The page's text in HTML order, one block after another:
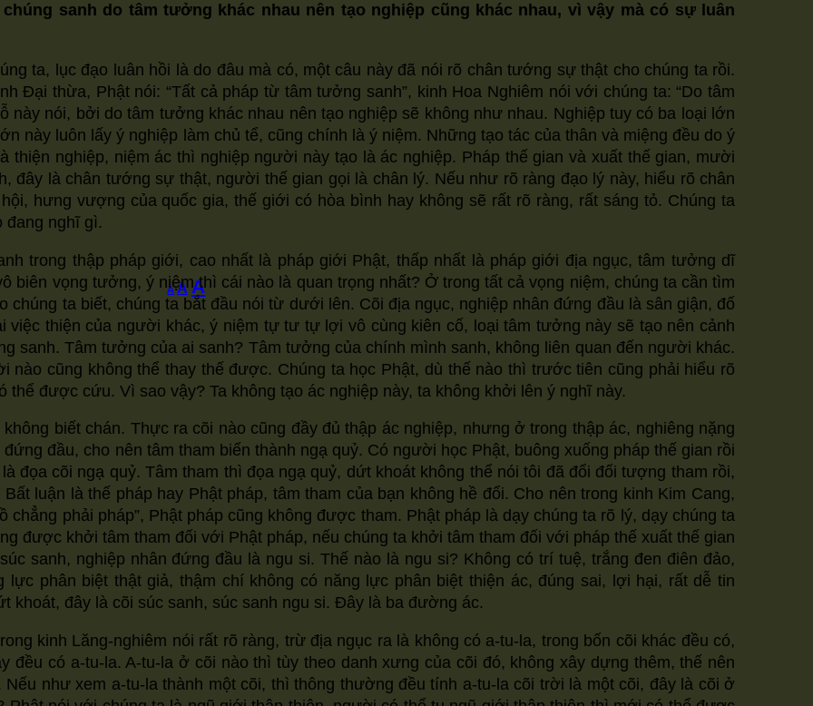
ADecrease
font
AReset
font
size.
AIncrease
font
size.
sanh do tâm tưởng khác nhau nên tạo nghiệp cũng khác nhau, vì vậy mà có sự luân
ta, lục đạo luân hồi là do đâu mà có, một câu này đã nói rõ chân tướng sự thật cho chúng ta rồi.
Đại thừa, Phật nói: “Tất cả pháp từ tâm tưởng sanh”, kinh Hoa Nghiêm nói với chúng ta: “Do tâm
này nói, bởi do tâm tưởng khác nhau nên tạo nghiệp sẽ không như nhau. Nghiệp tuy có ba loại lớn
này luôn lấy ý nghiệp làm chủ tể, cũng chính là ý niệm. Những tạo tác của thân và miệng đều do ý
thiện nghiệp, niệm ác thì nghiệp người này tạo là ác nghiệp. Pháp thế gian và xuất thế gian, mười
đây là chân tướng sự thật, người thế gian gọi là chân lý. Nếu như rõ ràng đạo lý này, hiểu rõ chân
hưng vượng của quốc gia, thế giới có hòa bình hay không sẽ rất rõ ràng, rất sáng tỏ. Chúng ta
đang nghĩ gì.
trong thập pháp giới, cao nhất là pháp giới Phật, thấp nhất là pháp giới địa ngục, tâm tưởng dĩ
biên vọng tưởng, ý niệm thì cái nào là quan trọng nhất? Ở trong tất cả vọng niệm, chúng ta cần tìm
chúng ta biết, chúng ta bắt đầu nói từ dưới lên. Cõi địa ngục, nghiệp nhân đứng đầu là sân giận, đố
việc thiện của người khác, ý niệm tự tư tự lợi vô cùng kiên cố, loại tâm tưởng này sẽ tạo nên cảnh
sanh. Tâm tưởng của ai sanh? Tâm tưởng của chính mình sanh, không liên quan đến người khác.
nào cũng không thể thay thế được. Chúng ta học Phật, dù thế nào thì trước tiên cũng phải hiểu rõ
được cứu. Vì sao vậy? Ta không tạo ác nghiệp này, ta không khởi lên ý nghĩ này.
biết chán. Thực ra cõi nào cũng đầy đủ thập ác nghiệp, nhưng ở trong thập ác, nghiêng nặng
đầu, cho nên tâm tham biến thành ngạ quỷ. Có người học Phật, buông xuống pháp thế gian rồi
đọa cõi ngạ quỷ. Tâm tham thì đọa ngạ quỷ, dứt khoát không thể nói tôi đã đổi đối tượng tham rồi,
luận là thế pháp hay Phật pháp, tâm tham của bạn không hề đổi. Cho nên trong kinh Kim Cang,
chẳng phải pháp”, Phật pháp cũng không được tham. Phật pháp là dạy chúng ta rõ lý, dạy chúng ta
được khởi tâm tham đối với Phật pháp, nếu chúng ta khởi tâm tham đối với pháp thế xuất thế gian
sanh, nghiệp nhân đứng đầu là ngu si. Thế nào là ngu si? Không có trí tuệ, trắng đen điên đảo,
lực phân biệt thật giả, thậm chí không có năng lực phân biệt thiện ác, đúng sai, lợi hại, rất dễ tin
đây là cõi súc sanh, súc sanh ngu si. Đây là ba đường ác.
kinh Lăng-nghiêm nói rất rõ ràng, trừ địa ngục ra là không có a-tu-la, trong bốn cõi khác đều có,
đều có a-tu-la. A-tu-la ở cõi nào thì tùy theo danh xưng của cõi đó, không xây dựng thêm, thế nên
như xem a-tu-la thành một cõi, thì thông thường đều tính a-tu-la cõi trời là một cõi, đây là cõi ở